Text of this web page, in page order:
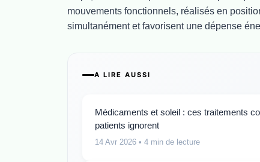
mouvements fonctionnels, réalisés en
simultanément et favorisent une dépense
A LIRE AUSSI
Médicaments et soleil : ces traitements
patients ignorent
14 Avr 2026 • 4 min de lecture